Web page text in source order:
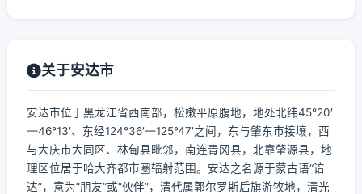
关于安达市
安达市位于黑龙江省西南部，松嫩平原腹地，地处北纬45°20′
—46°13′、东经124°36′—125°47′之间，东与肇东市接壤，西
与大庆市大同区、林甸县毗邻，南连青冈县，北靠肇源县，地
理区位居于哈大齐都市圈辐射范围。安达之名源于蒙古语“谙
达”，意为“朋友”或“伙伴”，清代属郭尔罗斯后旗游牧地，清光